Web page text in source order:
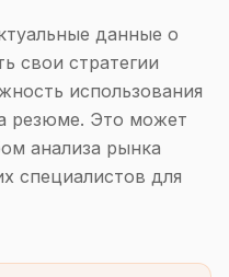
данные о
свои стратегии
использования
резюме. Это может
анализа рынка
специалистов для